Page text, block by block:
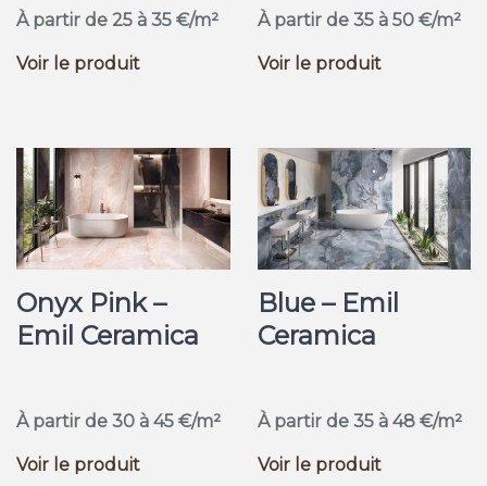
À partir de 25 à 35 €/m²
Voir le produit
À partir de 35 à 50 €/m²
Voir le produit
Onyx Pink –
Emil Ceramica
À partir de 30 à 45 €/m²
Voir le produit
Blue – Emil
Ceramica
À partir de 35 à 48 €/m²
Voir le produit